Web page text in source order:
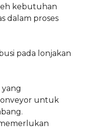
kebutuhan
dalam proses
pada lonjakan
untuk